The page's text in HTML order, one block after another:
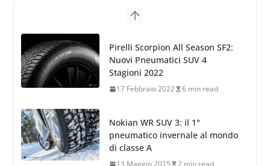
Nokian WR SUV 3: il 1°
pneumatico invernale al mondo
di classe A
13 Maggio 2015 2 min read
Nokian WR SUV 3: nuovi
Pneumatici Invernali HP per
condizioni invernali difficili
23 Aprile 2013 9 min read